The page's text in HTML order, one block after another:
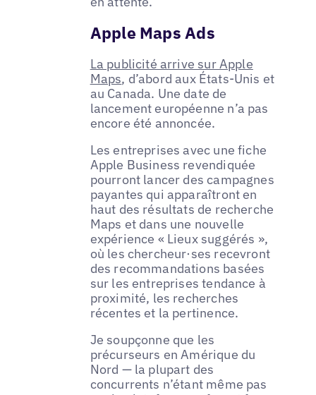
Apple Maps Ads
La publicité arrive sur Apple
Maps, d’abord aux États-Unis et
au Canada. Une date de
lancement européenne n’a pas
encore été annoncée.
Les entreprises avec une fiche
Apple Business revendiquée
pourront lancer des campagnes
payantes qui apparaîtront en
haut des résultats de recherche
Maps et dans une nouvelle
expérience « Lieux suggérés »,
où les chercheur·ses recevront
des recommandations basées
sur les entreprises tendance à
proximité, les recherches
récentes et la pertinence.
Je soupçonne que les
précurseurs en Amérique du
Nord — la plupart des
concurrents n’étant même pas